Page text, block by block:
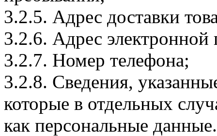
3.2.5. Адрес доставки
3.2.6. Адрес электронной
3.2.7. Номер телефона;
3.2.8. Сведения,
которые в отдельных
как персональные данные.